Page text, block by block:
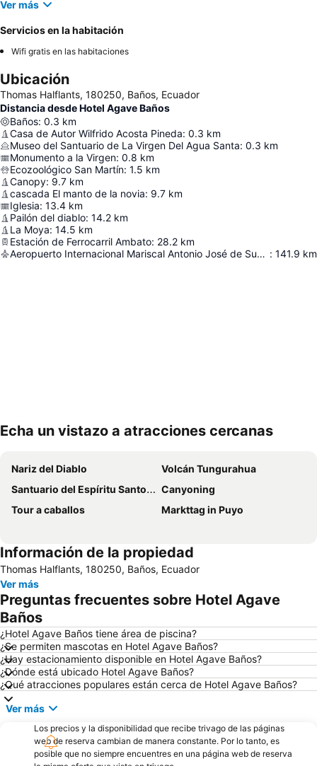
Ver más
Servicios en la habitación
Wifi gratis en las habitaciones
Ubicación
Thomas Halflants, 180250, Baños, Ecuador
Distancia desde Hotel Agave Baños
Baños: 0.3 km
Casa de Autor Wilfrido Acosta Pineda: 0.3 km
Museo del Santuario de La Virgen Del Agua Santa: 0.3 km
Monumento a la Virgen: 0.8 km
Ecozoológico San Martín: 1.5 km
Canopy: 9.7 km
cascada El manto de la novia: 9.7 km
Iglesia: 13.4 km
Pailón del diablo: 14.2 km
La Moya: 14.5 km
Estación de Ferrocarril Ambato: 28.2 km
Aeropuerto Internacional Mariscal Antonio José de Sucre : 141.9 km
Echa un vistazo a atracciones cercanas
Nariz del Diablo
Volcán Tungurahua
Santuario del Espíritu Santo y de Nuestra Señora de Guadalupe
Canyoning
Tour a caballos
Markttag in Puyo
Información de la propiedad
Thomas Halflants, 180250, Baños, Ecuador
Ver más
Preguntas frecuentes sobre Hotel Agave
Baños
¿Hotel Agave Baños tiene área de piscina?
¿Se permiten mascotas en Hotel Agave Baños?
¿Hay estacionamiento disponible en Hotel Agave Baños?
¿Dónde está ubicado Hotel Agave Baños?
¿Qué atracciones populares están cerca de Hotel Agave Baños?
Ver más
Los precios y la disponibilidad que recibe trivago de las páginas
web de reserva cambian de manera constante. Por lo tanto, es
posible que no siempre encuentres en una página web de reserva